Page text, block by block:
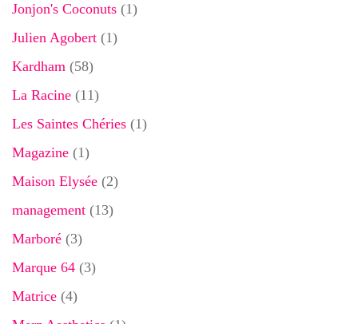
Jonjon's Coconuts (1)
Julien Agobert (1)
Kardham (58)
La Racine (11)
Les Saintes Chéries (1)
Magazine (1)
Maison Elysée (2)
management (13)
Marboré (3)
Marque 64 (3)
Matrice (4)